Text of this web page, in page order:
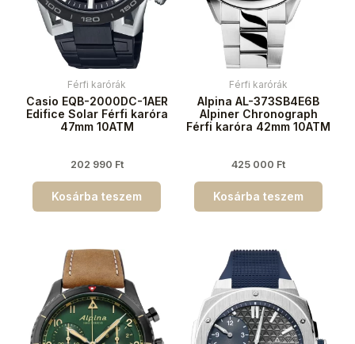
Férfi karórák
Casio EQB-2000DC-1AER
Edifice Solar Férfi karóra
47mm 10ATM
202 990 Ft
Kosárba teszem
Férfi karórák
Alpina AL-373SB4E6B
Alpiner Chronograph
Férfi karóra 42mm 10ATM
425 000 Ft
Kosárba teszem